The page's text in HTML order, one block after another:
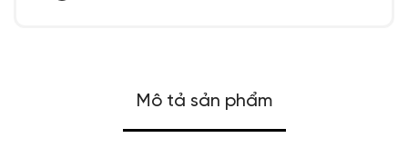
Mô tả sản phẩm